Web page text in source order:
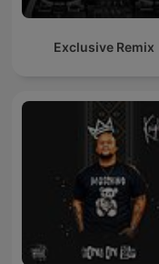
Exclusive Remix